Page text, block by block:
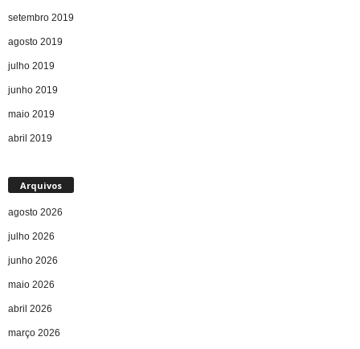
setembro 2019
agosto 2019
julho 2019
junho 2019
maio 2019
abril 2019
Arquivos
agosto 2026
julho 2026
junho 2026
maio 2026
abril 2026
março 2026